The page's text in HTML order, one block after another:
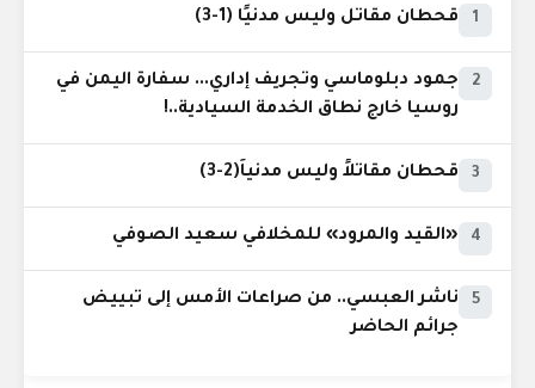
1 قحطان مقاتل وليس مدنيًا (1-3)
2
جمود دبلوماسي وتجريف إداري... سفارة اليمن في
روسيا خارج نطاق الخدمة السيادية..!
3 قحطان مقاتلاً وليس مدنياً(2-3)
4 «القيد والمرود» للمخلافي سعيد الصوفي
5
ناشر العبسي.. من صراعات الأمس إلى تبييض
جرائم الحاضر